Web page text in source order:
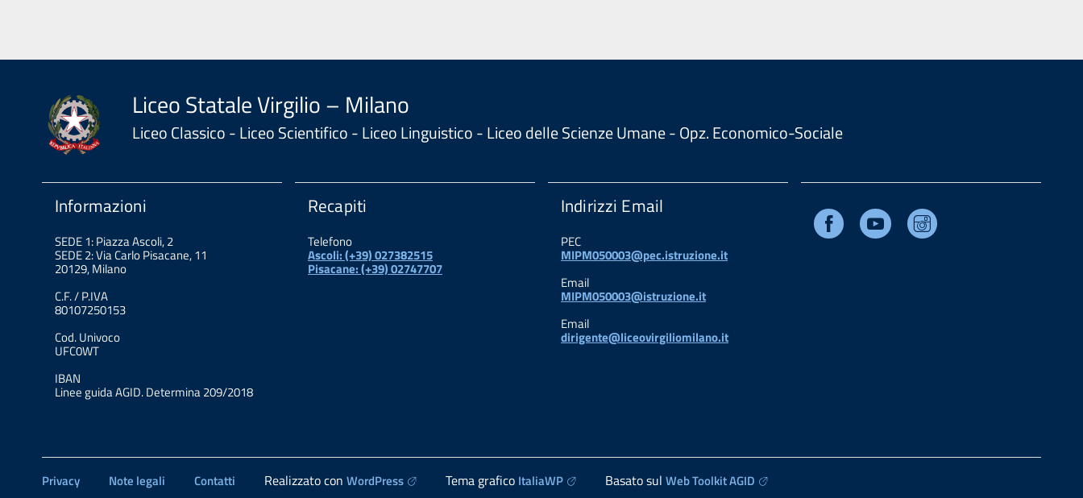
Liceo Statale Virgilio – Milano
Liceo Classico - Liceo Scientifico - Liceo Linguistico - Liceo delle Scienze Umane - Opz. Economico-Sociale
Informazioni
SEDE 1: Piazza Ascoli, 2
SEDE 2: Via Carlo Pisacane, 11
20129, Milano
C.F. / P.IVA
80107250153
Cod. Univoco
UFC0WT
IBAN
Linee guida AGID. Determina 209/2018
Recapiti
Telefono
Ascoli: (+39) 027382515
Pisacane: (+39) 02747707
Indirizzi Email
PEC
MIPM050003@pec.istruzione.it
Email
MIPM050003@istruzione.it
Email
dirigente@liceovirgiliomilano.it
Facebook Youtube
Privacy Note legali Contatti Realizzato con WordPress Tema grafico ItaliaWP Basato sul Web Toolkit AGID